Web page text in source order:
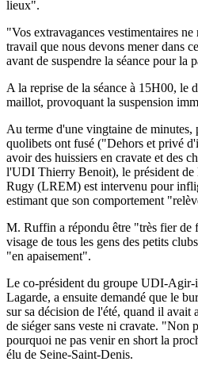
lieux".
"Vos extravagances vestimentaires ne
travail que nous devons mener dans
avant de suspendre la séance pour la
A la reprise de la séance à 15H00, le
maillot, provoquant la suspension
Au terme d'une vingtaine de minutes,
quolibets ont fusé ("Dehors et privé
avoir des huissiers en cravate et des
l'UDI Thierry Benoit), le président de
Rugy (LREM) est intervenu pour
estimant que son comportement
M. Ruffin a répondu être "très fier de
visage de tous les gens des petits
"en apaisement".
Le co-président du groupe UDI-Agir-
Lagarde, a ensuite demandé que le
sur sa décision de l'été, quand il avait
de siéger sans veste ni cravate. "Non
pourquoi ne pas venir en short la
élu de Seine-Saint-Denis.